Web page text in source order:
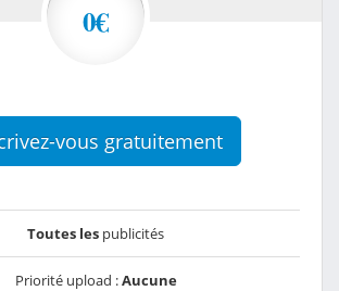
0€
vous gratuitement
Toutes les publicités
Priorité upload :Aucune